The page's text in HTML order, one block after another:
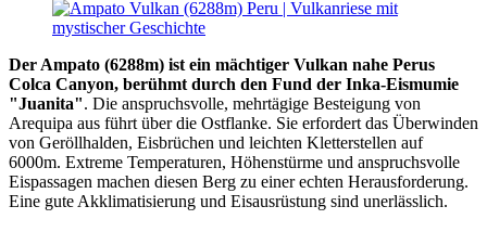
Der Ampato (6288m) ist ein mächtiger Vulkan nahe Perus
Colca Canyon, berühmt durch den Fund der Inka-Eismumie
"Juanita". Die anspruchsvolle, mehrtägige Besteigung von
Arequipa aus führt über die Ostflanke. Sie erfordert das Überwinden
von Geröllhalden, Eisbrüchen und leichten Kletterstellen auf
6000m. Extreme Temperaturen, Höhenstürme und anspruchsvolle
Eispassagen machen diesen Berg zu einer echten Herausforderung.
Eine gute Akklimatisierung und Eisausrüstung sind unerlässlich.